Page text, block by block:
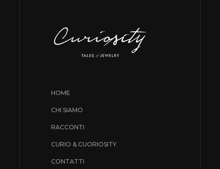
HOME
CHI SIAMO
RACCONTI
CURIO & CUORIOSITY
CONTATTI